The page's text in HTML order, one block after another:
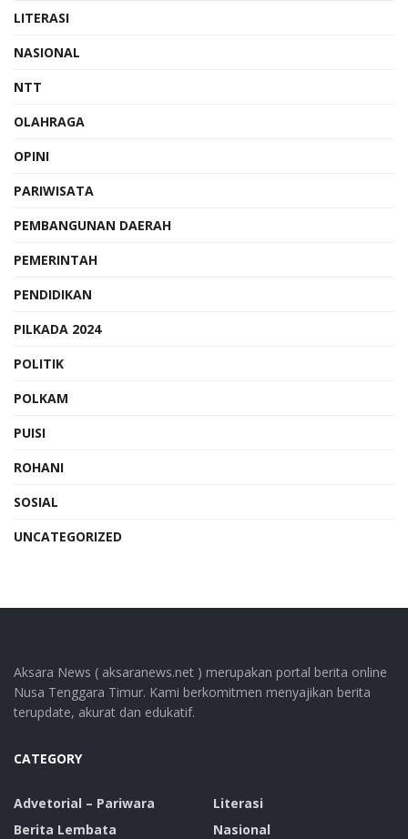
LITERASI
NASIONAL
NTT
OLAHRAGA
OPINI
PARIWISATA
PEMBANGUNAN DAERAH
PEMERINTAH
PENDIDIKAN
PILKADA 2024
POLITIK
POLKAM
PUISI
ROHANI
SOSIAL
UNCATEGORIZED
Aksara News ( aksaranews.net ) merupakan portal berita online
Nusa Tenggara Timur. Kami berkomitmen menyajikan berita
terupdate, akurat dan edukatif.
CATEGORY
Advetorial – Pariwara
Berita Lembata
Literasi
Nasional